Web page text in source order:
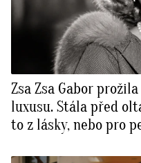
Zsa Zsa Gabor
luxusu. Stála před
to z lásky, nebo pro